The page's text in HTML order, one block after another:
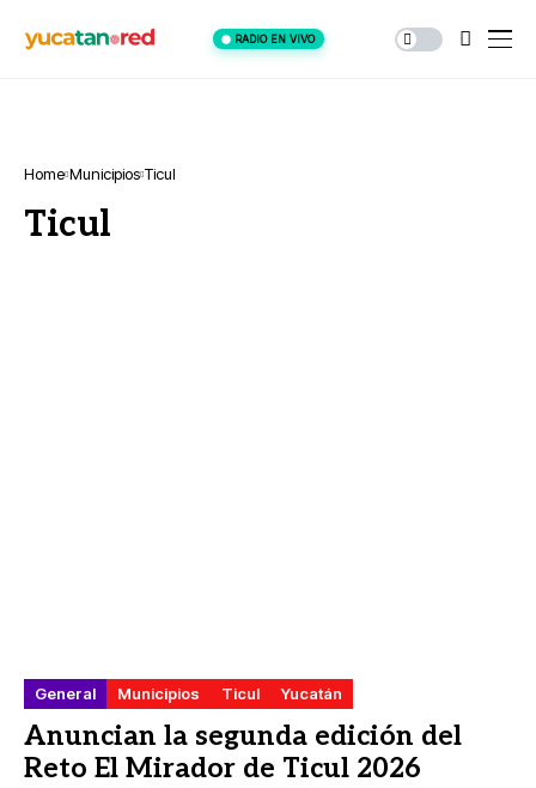
RADIO EN VIVO
Home Municipios Ticul
Ticul
General Municipios Ticul Yucatán
Anuncian la segunda edición del
Reto El Mirador de Ticul 2026